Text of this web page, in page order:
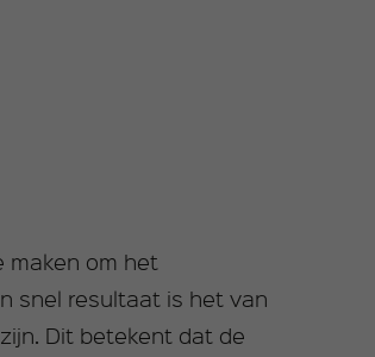
maken om het
snel resultaat is het van
Dit betekent dat de